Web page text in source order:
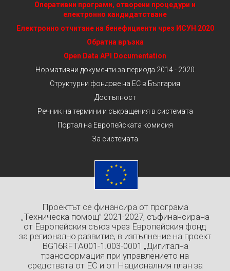
Оперативни програми, отворени процедури и
електронно кандидатстване
Електронно отчитане на бенефициенти чрез ИСУН 2020
Обратна връзка
Open Data API Documentation
Нормативни документи за периода 2014 - 2020
Структурни фондове на ЕС в България
Достъпност
Речник на термини и съкращения в системата
Портал на Европейската комисия
За системата
Проектът се финансира от програма
„Техническа помощ” 2021-2027, съфинансирана
от Европейския съюз чрез Европейския фонд
за регионално развитие, в изпълнение на проект
BG16RFTA001-1.003-0001 „Дигитална
трансформация при управлението на
средствата от ЕС и от Националния план за